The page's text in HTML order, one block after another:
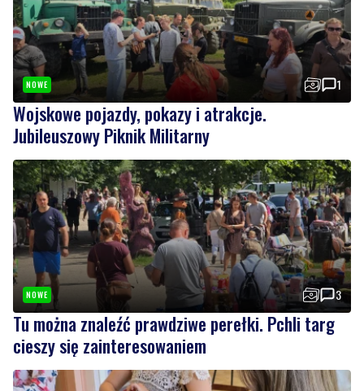
NOWE 1
Wojskowe pojazdy, pokazy i atrakcje.
Jubileuszowy Piknik Militarny
NOWE 3
Tu można znaleźć prawdziwe perełki. Pchli targ
cieszy się zainteresowaniem